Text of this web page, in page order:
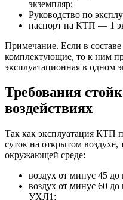
экземпляр;
Руководство по
паспорт на КТП — 1
Примечание. Если в
комплектующие, то к ним
эксплуатационная в одном
Требования
воздействиях
Так как эксплуатация КТП
суток на открытом
окружающей среде:
воздух от минус 45
воздух от минус 60
УХЛ1;